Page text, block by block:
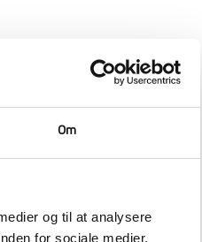
Om
og til at analysere
for sociale medier,